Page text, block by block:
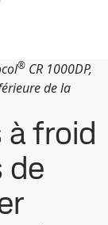
® CR 1000DP,
de la
froid
de